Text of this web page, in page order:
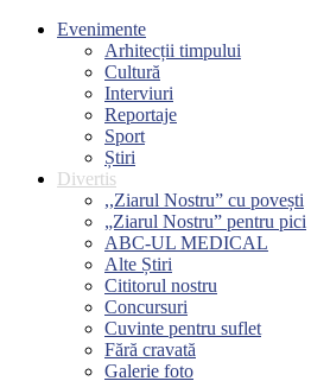
Evenimente
Arhitecții timpului
Cultură
Interviuri
Reportaje
Sport
Știri
Divertis
,,Ziarul Nostru” cu povești
„Ziarul Nostru” pentru pici
ABC-UL MEDICAL
Alte Știri
Cititorul nostru
Concursuri
Cuvinte pentru suflet
Fără cravată
Galerie foto